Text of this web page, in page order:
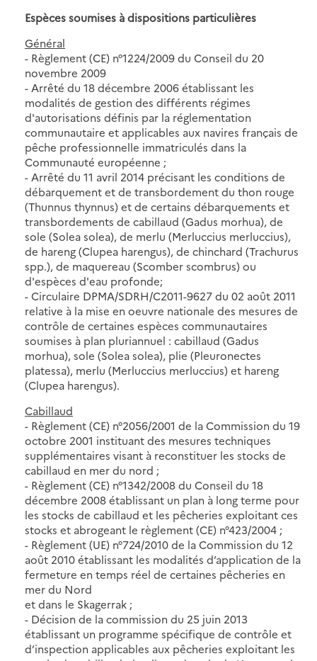
Espèces soumises à dispositions particulières
Général
- Règlement (CE) n°1224/2009 du Conseil du 20
novembre 2009
- Arrêté du 18 décembre 2006 établissant les
modalités de gestion des différents régimes
d'autorisations définis par la réglementation
communautaire et applicables aux navires français de
pêche professionnelle immatriculés dans la
Communauté européenne ;
- Arrêté du 11 avril 2014 précisant les conditions de
débarquement et de transbordement du thon rouge
(Thunnus thynnus) et de certains débarquements et
transbordements de cabillaud (Gadus morhua), de
sole (Solea solea), de merlu (Merluccius merluccius),
de hareng (Clupea harengus), de chinchard (Trachurus
spp.), de maquereau (Scomber scombrus) ou
d'espèces d'eau profonde;
- Circulaire DPMA/SDRH/C2011-9627 du 02 août 2011
relative à la mise en oeuvre nationale des mesures de
contrôle de certaines espèces communautaires
soumises à plan pluriannuel : cabillaud (Gadus
morhua), sole (Solea solea), plie (Pleuronectes
platessa), merlu (Merluccius merluccius) et hareng
(Clupea harengus).
Cabillaud
- Règlement (CE) n°2056/2001 de la Commission du 19
octobre 2001 instituant des mesures techniques
supplémentaires visant à reconstituer les stocks de
cabillaud en mer du nord ;
- Règlement (CE) n°1342/2008 du Conseil du 18
décembre 2008 établissant un plan à long terme pour
les stocks de cabillaud et les pêcheries exploitant ces
stocks et abrogeant le règlement (CE) n°423/2004 ;
- Règlement (UE) n°724/2010 de la Commission du 12
août 2010 établissant les modalités d’application de la
fermeture en temps réel de certaines pêcheries en
mer du Nord
et dans le Skagerrak ;
- Décision de la commission du 25 juin 2013
établissant un programme spécifique de contrôle et
d’inspection applicables aux pêcheries exploitant les